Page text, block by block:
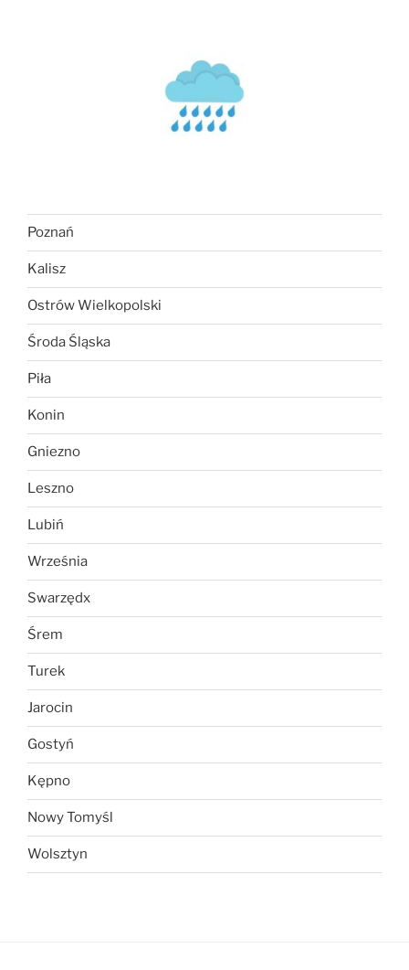
Poznań
Kalisz
Ostrów Wielkopolski
Środa Śląska
Piła
Konin
Gniezno
Leszno
Lubiń
Września
Swarzędx
Śrem
Turek
Jarocin
Gostyń
Kępno
Nowy Tomyśl
Wolsztyn